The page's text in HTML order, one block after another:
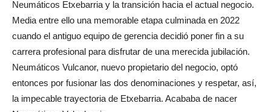
Neumáticos Etxebarria y la transición hacia el actual negocio.
Media entre ello una memorable etapa culminada en 2022
cuando el antiguo equipo de gerencia decidió poner fin a su
carrera profesional para disfrutar de una merecida jubilación.
Neumáticos Vulcanor, nuevo propietario del negocio, optó
entonces por fusionar las dos denominaciones y respetar, así,
la impecable trayectoria de Etxebarria. Acababa de nacer